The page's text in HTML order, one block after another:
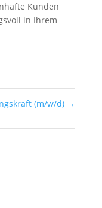
Kunden
in Ihrem
(m/w/d) →